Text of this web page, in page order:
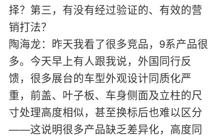
择？第三，有没有经过验证的、有效的营
销打法？
陶海龙： 昨天我看了很多竞品，9系产品很
多。今天早上有人跟我说，外国同行反
馈，很多展台的车型外观设计同质化严
重，前盖、叶子板、车身侧面及立柱的尺
寸处理高度相似，甚至换标后也难以区分
——这说明很多产品缺乏差异化，高度同